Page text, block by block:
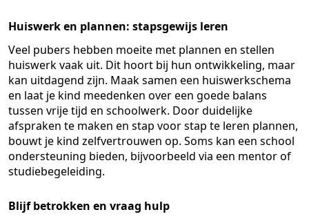
Huiswerk en plannen: stapsgewijs leren
Veel pubers hebben moeite met plannen en stellen
huiswerk vaak uit. Dit hoort bij hun ontwikkeling, maar
kan uitdagend zijn. Maak samen een huiswerkschema
en laat je kind meedenken over een goede balans
tussen vrije tijd en schoolwerk. Door duidelijke
afspraken te maken en stap voor stap te leren plannen,
bouwt je kind zelfvertrouwen op. Soms kan een school
ondersteuning bieden, bijvoorbeeld via een mentor of
studiebegeleiding.
Blijf betrokken en vraag hulp